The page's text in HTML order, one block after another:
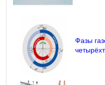
Фазы